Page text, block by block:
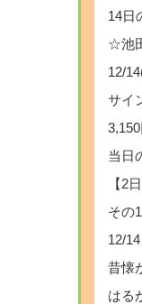
14日
☆池
12/
サイ
当日
【2
その
12/
昔懐
はる